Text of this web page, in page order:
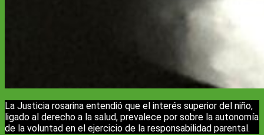
La Justicia rosarina entendió que el interés superior del niño,
ligado al derecho a la salud, prevalece por sobre la autonomía
de la voluntad en el ejercicio de la responsabilidad parental.